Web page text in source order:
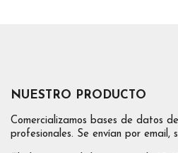
NUESTRO PRODUCTO
Comercializamos bases de datos
profesionales. Se envían por email,